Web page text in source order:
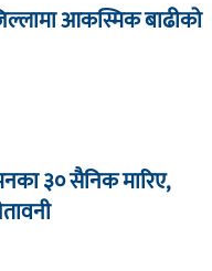
आकस्मिक बाढीको
३० सैनिक मारिए,